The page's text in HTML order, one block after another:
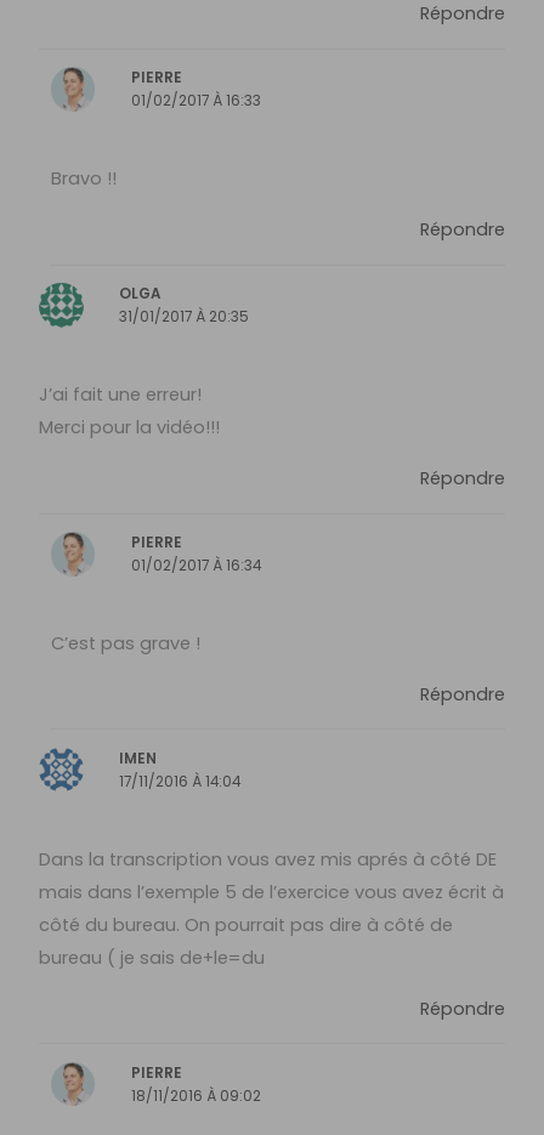
Répondre
PIERRE
01/02/2017 À 16:33
Bravo !!
Répondre
OLGA
31/01/2017 À 20:35
J’ai fait une erreur!
Merci pour la vidéo!!!
Répondre
PIERRE
01/02/2017 À 16:34
C’est pas grave !
Répondre
IMEN
17/11/2016 À 14:04
Dans la transcription vous avez mis aprés à côté DE
mais dans l’exemple 5 de l’exercice vous avez écrit à
côté du bureau. On pourrait pas dire à côté de
bureau ( je sais de+le=du
Répondre
PIERRE
18/11/2016 À 09:02